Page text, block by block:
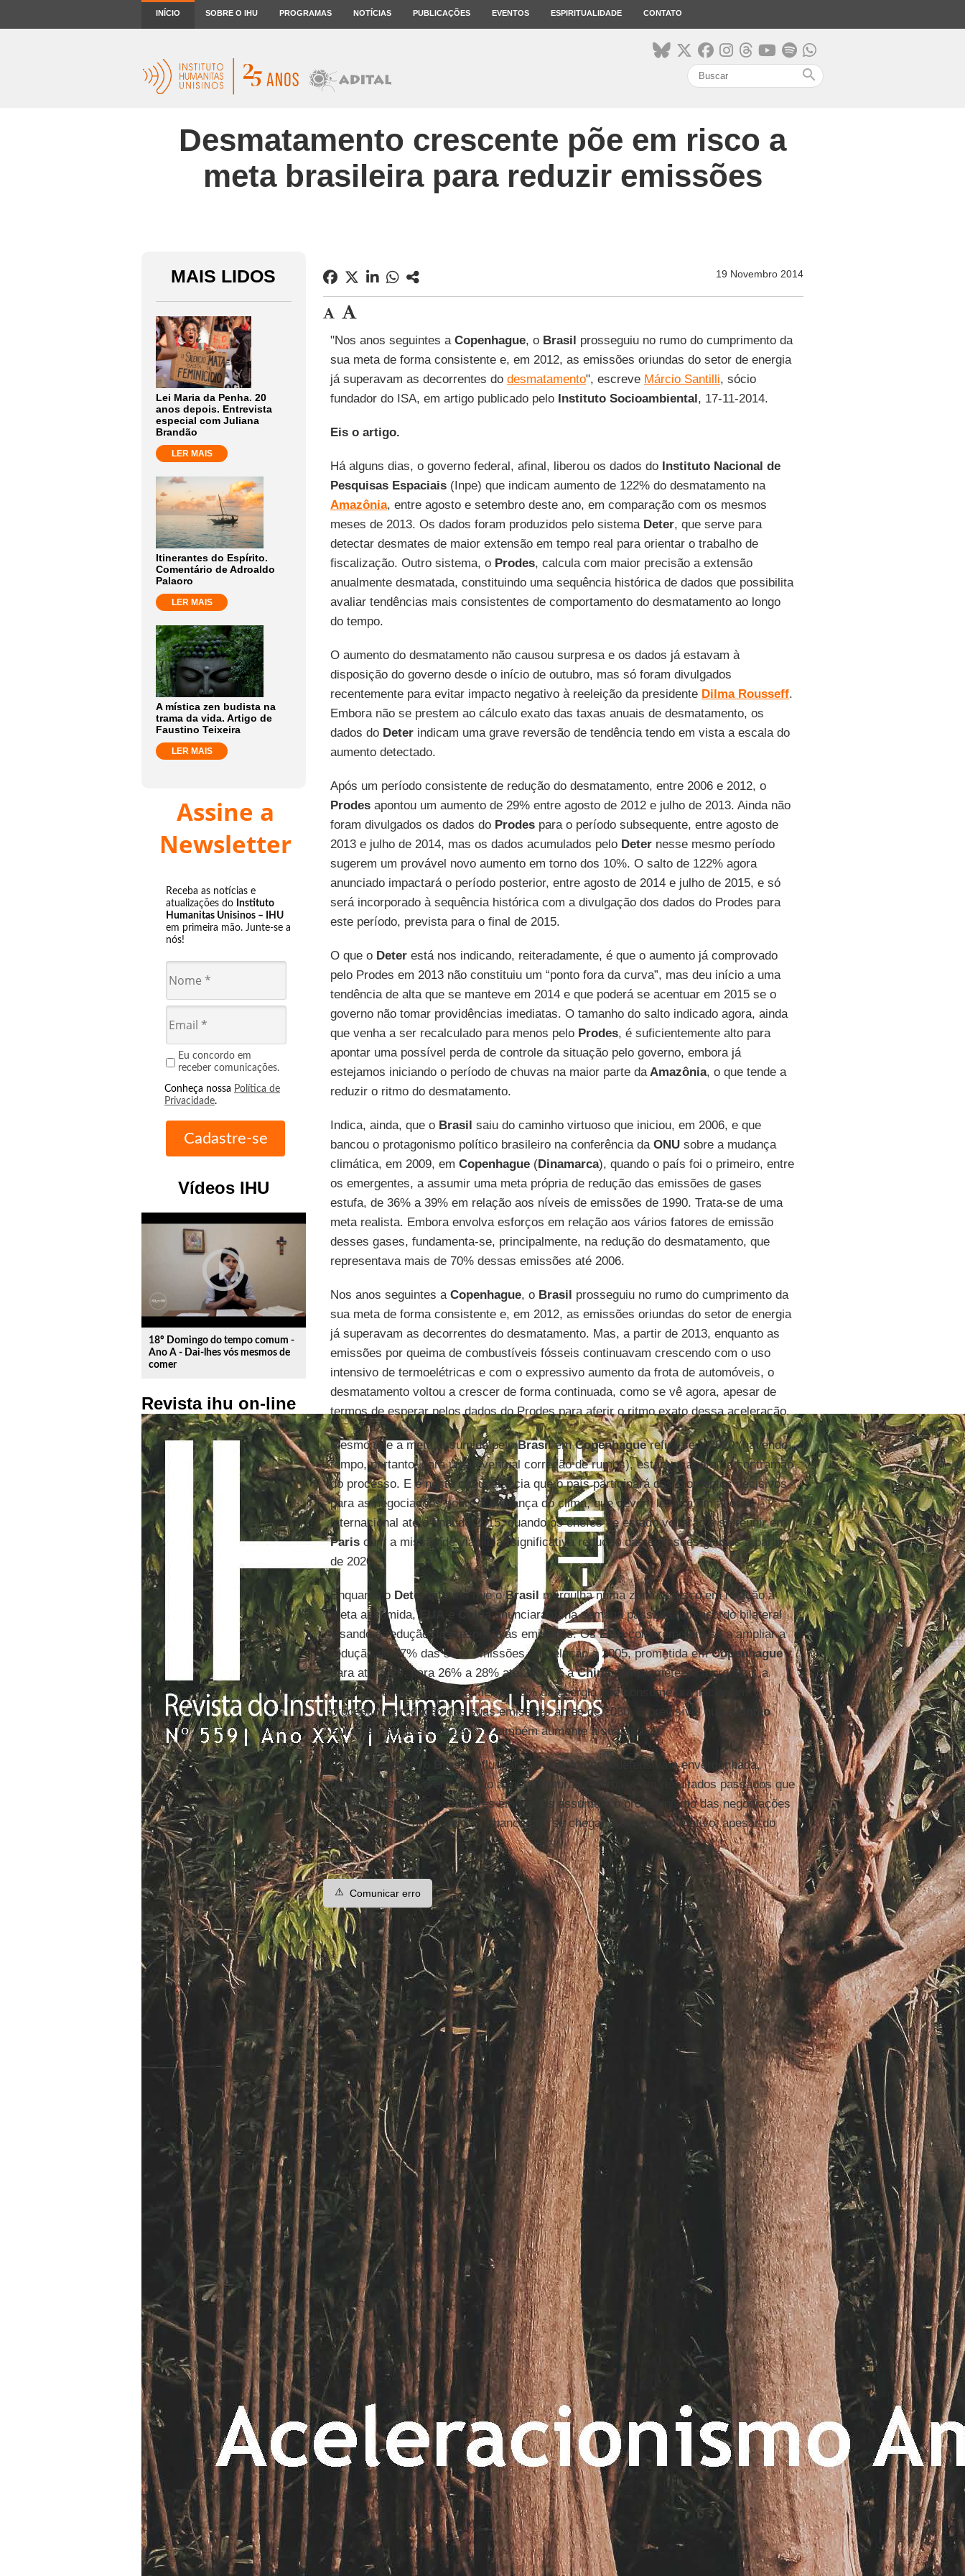
INÍCIO SOBRE O IHU PROGRAMAS NOTÍCIAS PUBLICAÇÕES EVENTOS ESPIRITUALIDADE CONTATO
search
Desmatamento crescente põe em risco a
meta brasileira para reduzir emissões
MAIS LIDOS
Lei Maria da Penha. 20
anos depois. Entrevista
especial com Juliana
Brandão
LER MAIS
Itinerantes do Espírito.
Comentário de Adroaldo
Palaoro
LER MAIS
A mística zen budista na
trama da vida. Artigo de
Faustino Teixeira
LER MAIS
Assine a
Newsletter
Receba as notícias e
atualizações do Instituto
Humanitas Unisinos – IHU
em primeira mão. Junte-se a
nós!
Eu concordo em
receber comunicações.
Conheça nossa Política de
Privacidade.
Vídeos IHU
play_circle_outline
18º Domingo do tempo comum -
Ano A - Dai-lhes vós mesmos de
comer
Revista ihu on-line
19 Novembro 2014
"Nos anos seguintes a Copenhague, o Brasil prosseguiu no rumo do cumprimento da
sua meta de forma consistente e, em 2012, as emissões oriundas do setor de energia
já superavam as decorrentes do desmatamento", escreve Márcio Santilli, sócio
fundador do ISA, em artigo publicado pelo Instituto Socioambiental, 17-11-2014.
Eis o artigo.
Há alguns dias, o governo federal, afinal, liberou os dados do Instituto Nacional de
Pesquisas Espaciais(Inpe) que indicam aumento de 122% do desmatamento na
Amazônia, entre agosto e setembro deste ano, em comparação com os mesmos
meses de 2013. Os dados foram produzidos pelo sistema Deter, que serve para
detectar desmates de maior extensão em tempo real para orientar o trabalho de
fiscalização. Outro sistema, o Prodes, calcula com maior precisão a extensão
anualmente desmatada, constituindo uma sequência histórica de dados que possibilita
avaliar tendências mais consistentes de comportamento do desmatamento ao longo
do tempo.
O aumento do desmatamento não causou surpresa e os dados já estavam à
disposição do governo desde o início de outubro, mas só foram divulgados
recentemente para evitar impacto negativo à reeleição da presidente Dilma Rousseff.
Embora não se prestem ao cálculo exato das taxas anuais de desmatamento, os
dados doDeterindicam uma grave reversão de tendência tendo em vista a escala do
aumento detectado.
Após um período consistente de redução do desmatamento, entre 2006 e 2012, o
Prodesapontou um aumento de 29% entre agosto de 2012 e julho de 2013. Ainda não
foram divulgados os dados do Prodespara o período subsequente, entre agosto de
2013 e julho de 2014, mas os dados acumulados pelo Deternesse mesmo período
sugerem um provável novo aumento em torno dos 10%. O salto de 122% agora
anunciado impactará o período posterior, entre agosto de 2014 e julho de 2015, e só
será incorporado à sequência histórica com a divulgação dos dados do Prodes para
este período, prevista para o final de 2015.
O que o Deterestá nos indicando, reiteradamente, é que o aumento já comprovado
pelo Prodes em 2013 não constituiu um “ponto fora da curva”, mas deu início a uma
tendência de alta que se manteve em 2014 e que poderá se acentuar em 2015 se o
governo não tomar providências imediatas. O tamanho do salto indicado agora, ainda
que venha a ser recalculado para menos peloProdes, é suficientemente alto para
apontar uma possível perda de controle da situação pelo governo, embora já
estejamos iniciando o período de chuvas na maior parte daAmazônia, o que tende a
reduzir o ritmo do desmatamento.
Indica, ainda, que oBrasil saiu do caminho virtuoso que iniciou, em 2006, e que
bancou o protagonismo político brasileiro na conferência da ONUsobre a mudança
climática, em 2009, em Copenhague(Dinamarca), quando o país foi o primeiro, entre
os emergentes, a assumir uma meta própria de redução das emissões de gases
estufa, de 36% a 39% em relação aos níveis de emissões de 1990. Trata-se de uma
meta realista. Embora envolva esforços em relação aos vários fatores de emissão
desses gases, fundamenta-se, principalmente, na redução do desmatamento, que
representava mais de 70% dessas emissões até 2006.
Nos anos seguintes a Copenhague, o Brasil prosseguiu no rumo do cumprimento da
sua meta de forma consistente e, em 2012, as emissões oriundas do setor de energia
já superavam as decorrentes do desmatamento. Mas, a partir de 2013, enquanto as
emissões por queima de combustíveis fósseis continuavam crescendo com o uso
intensivo de termoelétricas e com o expressivo aumento da frota de automóveis, o
desmatamento voltou a crescer de forma continuada, como se vê agora, apesar de
termos de esperar pelos dados do Prodes para aferir o ritmo exato dessa aceleração.
Mesmo que a meta assumida peloBrasilemCopenhaguerefira-se a 2020 (havendo
tempo, portanto, para uma eventual correção de rumos), estamos agora na contramão
do processo. E é nesta circunstância que o país participará dos momentos decisivos
para as negociações sobre a mudança do clima, que devem levar a um acordo
internacional até o final de 2015, quando os chefes de estado voltarão a se reunir em
Pariscom a missão de viabilizar significativa redução das emissões globais a partir
de 2020.
Enquanto o Deter informa que oBrasil mergulha numa zona de risco em relação à
meta assumida,EUA e China anunciaram, na semana passada, um acordo bilateral
visando a redução das respectivas emissões. OsEUAcomprometem-se a ampliar a
redução de 17% das suas emissões em relação a 2005, prometida emCopenhague
para até 2020, para 26% a 28% até 2030. E aChinacompromete-se a produzir, a
partir de fontes limpas, ao menos 20% da energia que consome e a iniciar um
processo de redução das suas emissões antes de 2030. É previsível que a
União
Europeiasome-se ao gesto e também aumente a sua aposta.
Assim, enquanto o Brasilreflui para uma diplomacia defensiva e envergonhada,
pedindo clemência em relação a metas futuras com base em resultados passados que
estão se esvaindo, os maiores emissores assumem o protagonismo das negociações
internacionais, ampliando as chances de se chegar a um acordo efetivo, apesar do
Brasil.
⚠️ Comunicar erro